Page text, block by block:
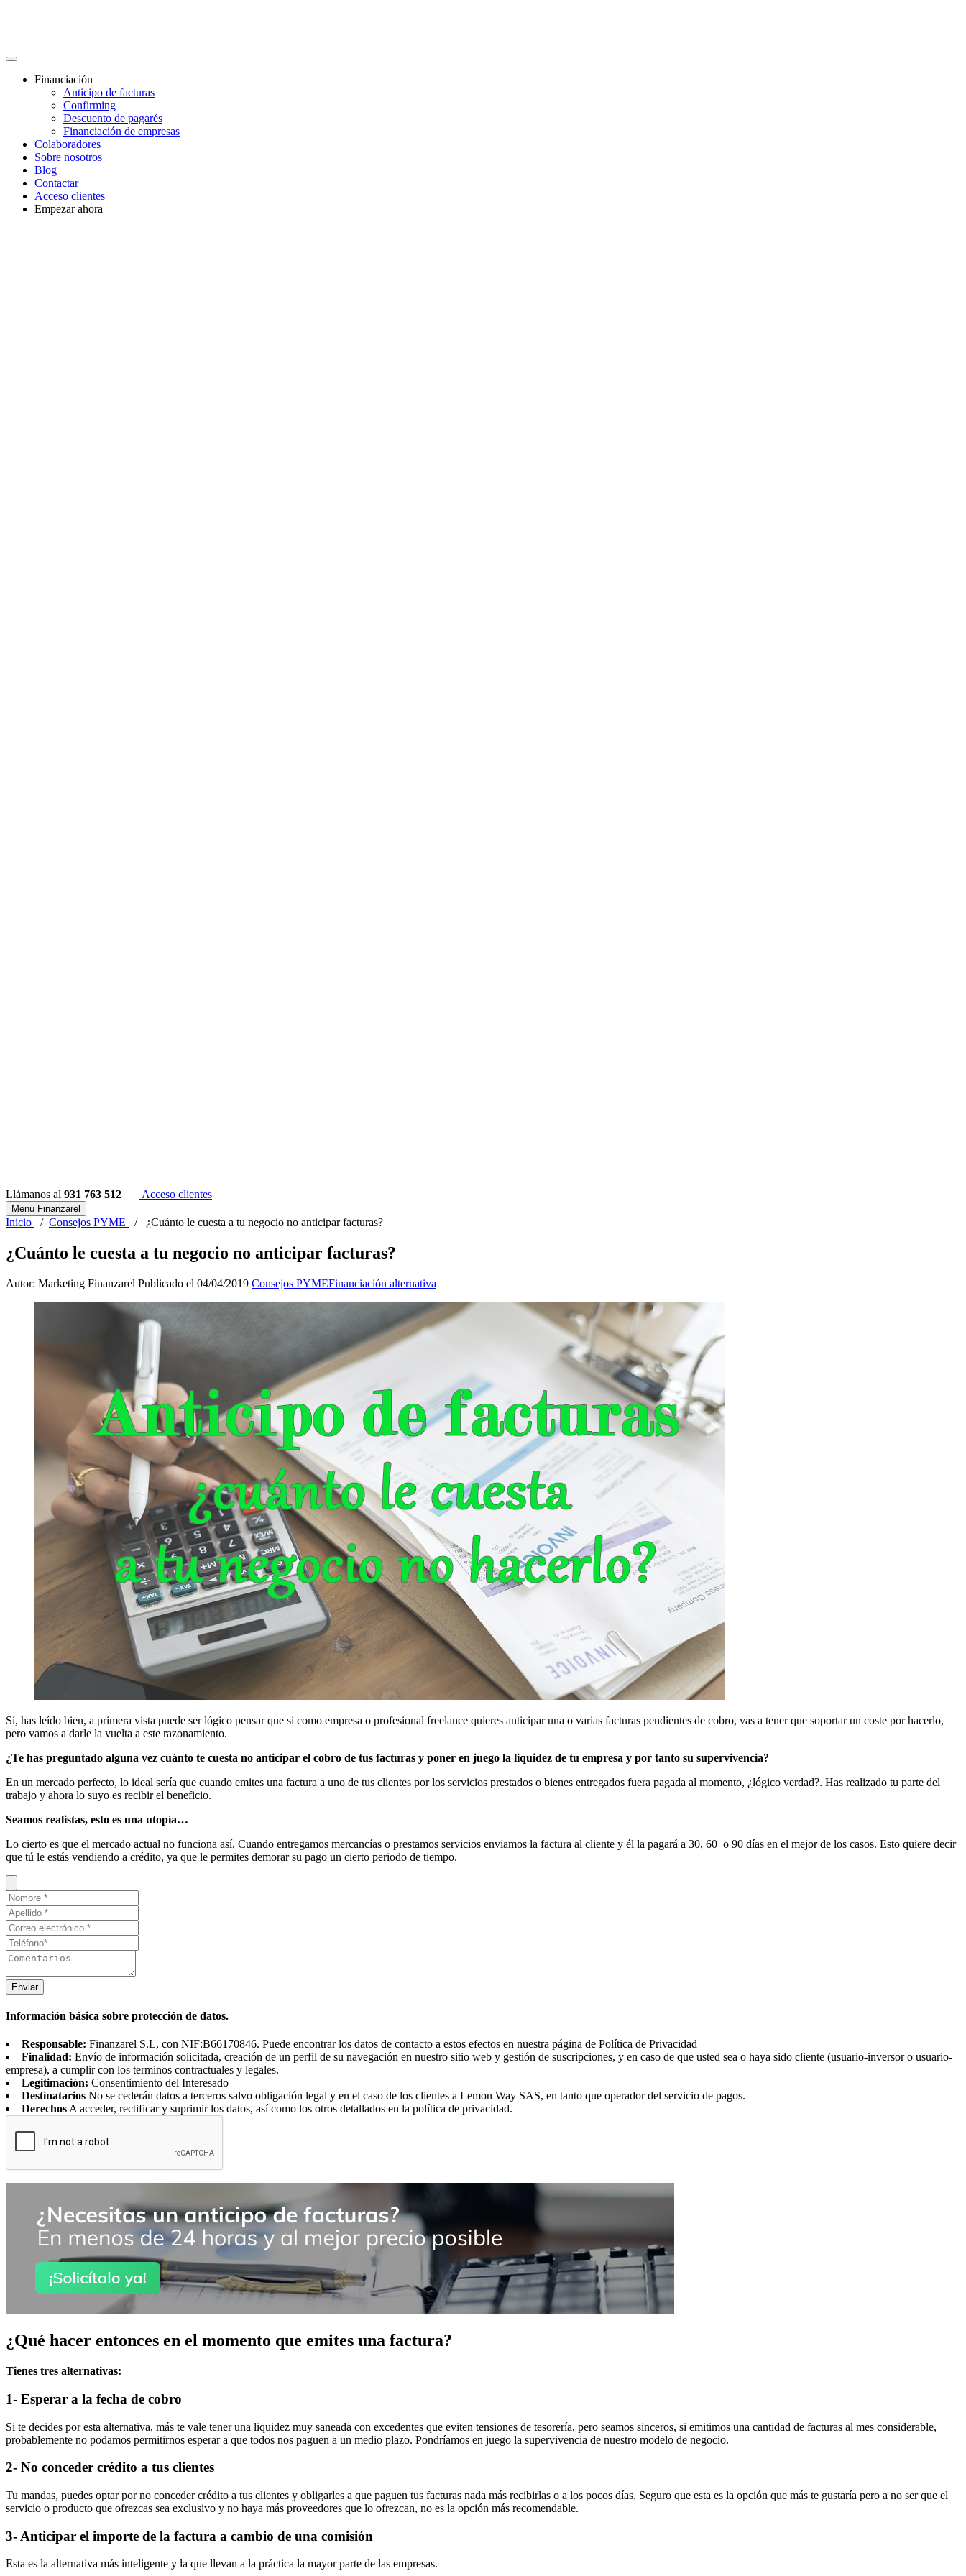
Financiación
Anticipo de facturas
Confirming
Descuento de pagarés
Financiación de empresas
Colaboradores
Sobre nosotros
Blog
Contactar
Acceso clientes
Empezar ahora
Llámanos al 931 763 512 Acceso clientes
Menú Finanzarel
Inicio / Consejos PYME / ¿Cuánto le cuesta a tu negocio no anticipar facturas?
¿Cuánto le cuesta a tu negocio no anticipar facturas?
Autor: Marketing Finanzarel Publicado el 04/04/2019 Consejos PYMEFinanciación alternativa
Sí, has leído bien, a primera vista puede ser lógico pensar que si como empresa o profesional freelance quieres anticipar una o varias facturas pendientes de cobro, vas a tener que soportar un coste por hacerlo,
pero vamos a darle la vuelta a este razonamiento.
¿Te has preguntado alguna vez cuánto te cuesta no anticipar el cobro de tus facturas y poner en juego la liquidez de tu empresa y por tanto su supervivencia?
En un mercado perfecto, lo ideal sería que cuando emites una factura a uno de tus clientes por los servicios prestados o bienes entregados fuera pagada al momento, ¿lógico verdad?. Has realizado tu parte del
trabajo y ahora lo suyo es recibir el beneficio.
Seamos realistas, esto es una utopía…
Lo cierto es que el mercado actual no funciona así. Cuando entregamos mercancías o prestamos servicios enviamos la factura al cliente y él la pagará a 30, 60 o 90 días en el mejor de los casos. Esto quiere decir
que tú le estás vendiendo a crédito, ya que le permites demorar su pago un cierto periodo de tiempo.
Enviar
Información básica sobre protección de datos.
Responsable: Finanzarel S.L, con NIF:B66170846. Puede encontrar los datos de contacto a estos efectos en nuestra página de Política de Privacidad
Finalidad: Envío de información solicitada, creación de un perfil de su navegación en nuestro sitio web y gestión de suscripciones, y en caso de que usted sea o haya sido cliente (usuario-inversor o usuario-
empresa), a cumplir con los terminos contractuales y legales.
Legitimación: Consentimiento del Interesado
Destinatarios No se cederán datos a terceros salvo obligación legal y en el caso de los clientes a Lemon Way SAS, en tanto que operador del servicio de pagos.
Derechos A acceder, rectificar y suprimir los datos, así como los otros detallados en la política de privacidad.
¿Qué hacer entonces en el momento que emites una factura?
Tienes tres alternativas:
1- Esperar a la fecha de cobro
Si te decides por esta alternativa, más te vale tener una liquidez muy saneada con excedentes que eviten tensiones de tesorería, pero seamos sinceros, si emitimos una cantidad de facturas al mes considerable,
probablemente no podamos permitirnos esperar a que todos nos paguen a un medio plazo. Pondríamos en juego la supervivencia de nuestro modelo de negocio.
2- No conceder crédito a tus clientes
Tu mandas, puedes optar por no conceder crédito a tus clientes y obligarles a que paguen tus facturas nada más recibirlas o a los pocos días. Seguro que esta es la opción que más te gustaría pero a no ser que el
servicio o producto que ofrezcas sea exclusivo y no haya más proveedores que lo ofrezcan, no es la opción más recomendable.
3- Anticipar el importe de la factura a cambio de una comisión
Esta es la alternativa más inteligente y la que llevan a la práctica la mayor parte de las empresas.